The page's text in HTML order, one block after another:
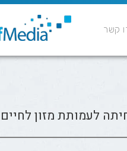
קשר
לעמותת מזון לחיים